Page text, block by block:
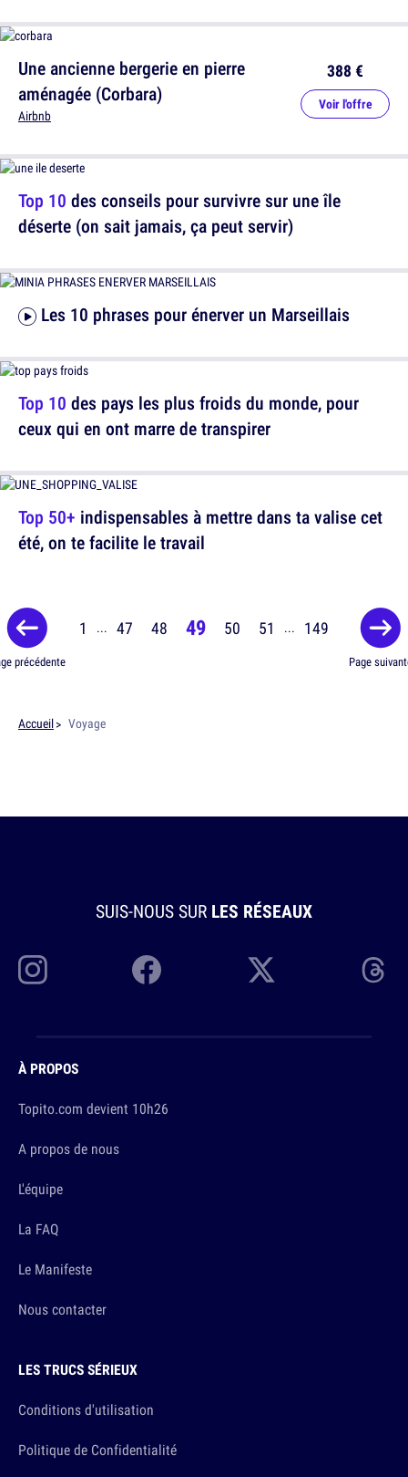
Une ancienne bergerie en pierre
aménagée (Corbara)
Airbnb
388 €
Voir l'offre
Les 10 phrases pour énerver un Marseillais
Top 50+ indispensables à mettre dans ta valise cet
été, on te facilite le travail
Top 10 des conseils pour survivre sur une île
déserte (on sait jamais, ça peut servir)
Top 10 des pays les plus froids du monde, pour
ceux qui en ont marre de transpirer
précédente
1 ... 47 48 49 50 51 ... 149
Page
Accueil Voyage
SUIS-NOUS SUR LES RÉSEAUX
À PROPOS
Topito.com devient 10h26
A propos de nous
L'équipe
La FAQ
Le Manifeste
Nous contacter
LES TRUCS SÉRIEUX
Conditions d'utilisation
Politique de Confidentialité